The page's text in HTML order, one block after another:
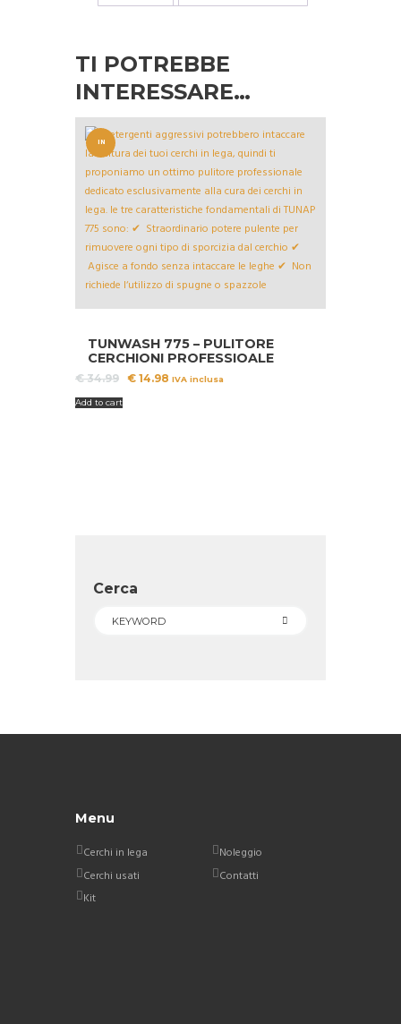
TI POTREBBE
INTERESSARE…
IN
OFFERT
A!
TUNWASH 775 – PULITORE
CERCHIONI PROFESSIOALE
€34.99 Il
€ 14.98 IlIVA inclusa
Add to cart
Cerca
Menu
Cerchi in lega
Cerchi usati
Kit
Noleggio
Contatti